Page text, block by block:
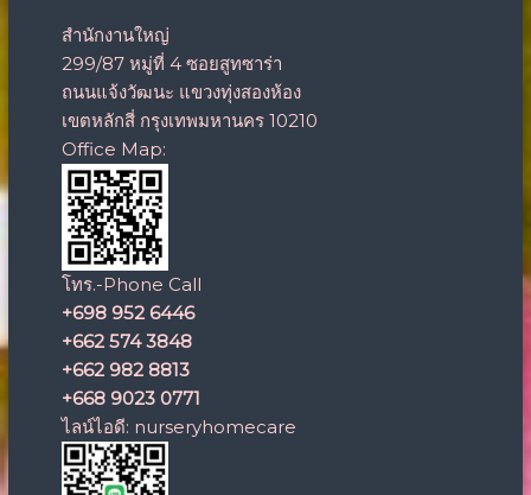
สำนักงานใหญ่
299/87 หมู่ที่ 4 ซอยสูทซาร่า
ถนนแจ้งวัฒนะ แขวงทุ่งสองห้อง
เขตหลักสี่ กรุงเทพมหานคร 10210
Office Map:
โทร.-Phone Call
+698 952 6446
+662 574 3848
+662 982 8813
+668 9023 0771
ไลน์ไอดี: nurseryhomecare